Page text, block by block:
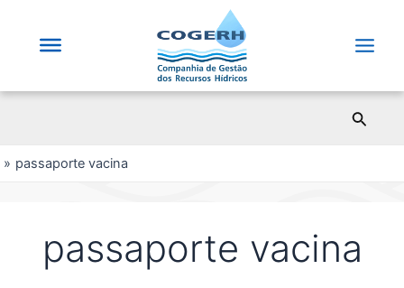
passaporte vacina
passaporte vacina